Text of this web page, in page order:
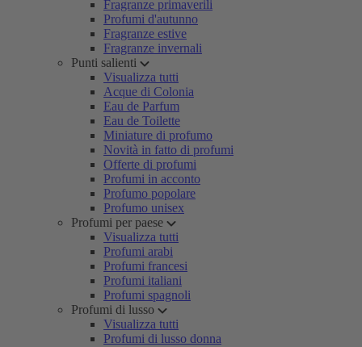
Fragranze primaverili
Profumi d'autunno
Fragranze estive
Fragranze invernali
Punti salienti
Visualizza tutti
Acque di Colonia
Eau de Parfum
Eau de Toilette
Miniature di profumo
Novità in fatto di profumi
Offerte di profumi
Profumi in acconto
Profumo popolare
Profumo unisex
Profumi per paese
Visualizza tutti
Profumi arabi
Profumi francesi
Profumi italiani
Profumi spagnoli
Profumi di lusso
Visualizza tutti
Profumi di lusso donna